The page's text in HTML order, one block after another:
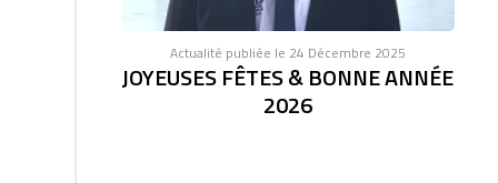
Actualité publiée le 24 Décembre 2025
JOYEUSES FÊTES & BONNE ANNÉE
2026